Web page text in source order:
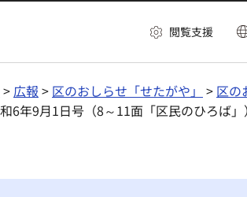
閲覧支援
> 広報 > 区のおしらせ「せたがや」 > 区の
6年9月1日号（8～11面「区民のひろば」）